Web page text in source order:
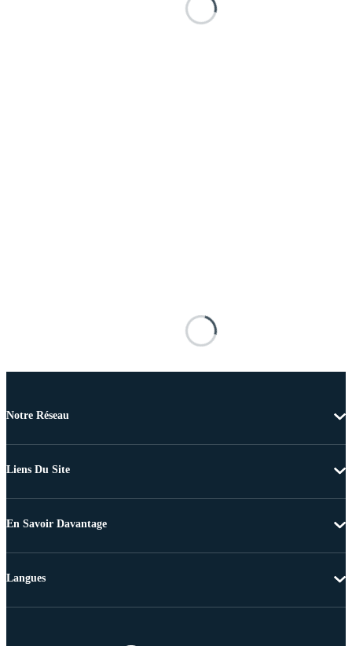
Notre Réseau
Liens Du Site
En Savoir Davantage
Langues